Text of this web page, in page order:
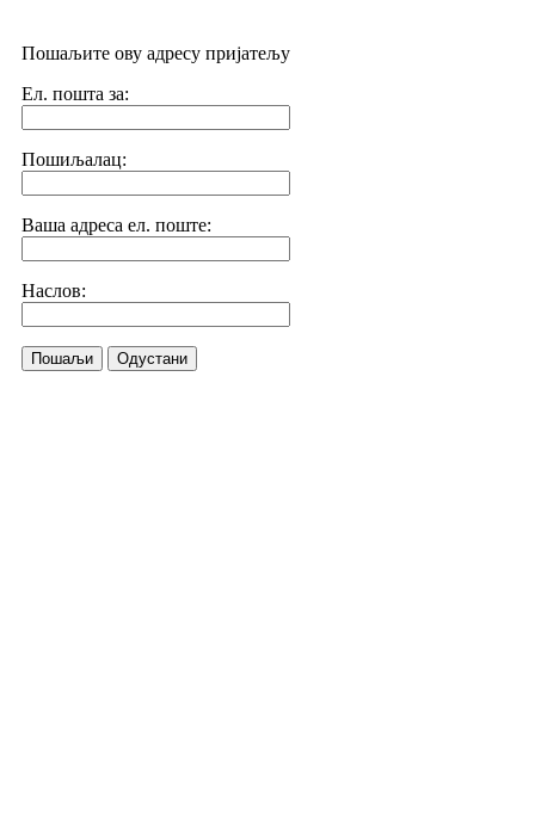
Пошаљите ову адресу пријатељу
Ел. пошта за:
Пошиљалац:
Ваша адреса ел. поште:
Наслов:
Пошаљи Одустани